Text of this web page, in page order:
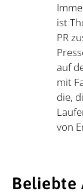
ist
PR
auf
mit
die,
von
Beliebte